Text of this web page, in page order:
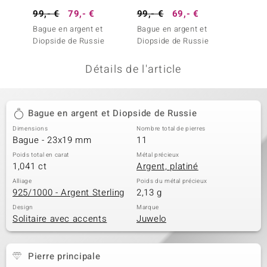
99,- € 79,- €
Bague en argent et
Diopside de Russie
99,- € 69,- €
Bague en argent et
Diopside de Russie
Détails de l'article
Bague en argent et Diopside de Russie
Dimensions
Bague - 23x19 mm
Nombre total de pierres
11
Poids total en carat
1,041 ct
Métal précieux
Argent, platiné
Alliage
925/1000 - Argent Sterling
Poids du métal précieux
2,13 g
Design
Solitaire avec accents
Marque
Juwelo
Pierre principale